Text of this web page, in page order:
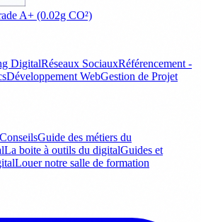
A+ (0.02g CO²)
DigitalRéseaux SociauxRéférencement -
Développement WebGestion de Projet
ConseilsGuide des métiers du
La boite à outils du digitalGuides et
Louer notre salle de formation